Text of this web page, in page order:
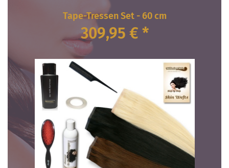
Tape-Tressen Set - 60 cm
309,95 € *